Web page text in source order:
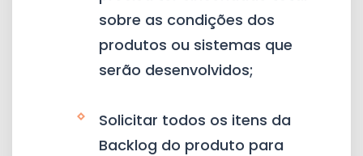
sobre as condições dos
produtos ou sistemas que
serão desenvolvidos;
Solicitar todos os itens da
Backlog do produto para